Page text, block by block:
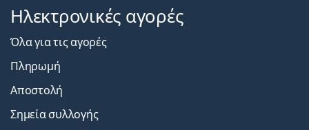
Ηλεκτρονικές αγορές
Όλα για τις αγορές
Πληρωμή
Αποστολή
Σημεία συλλογής